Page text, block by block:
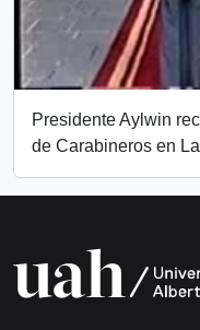
Presidente Aylwin
de Carabineros en